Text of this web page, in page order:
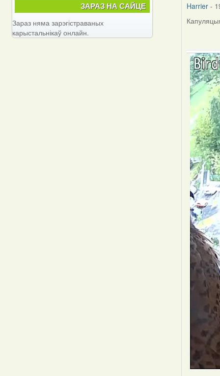
Harrier -
ЗАРАЗ НА САЙЦЕ
Зараз няма зарэгістраваных
карыстальнікаў онлайн.